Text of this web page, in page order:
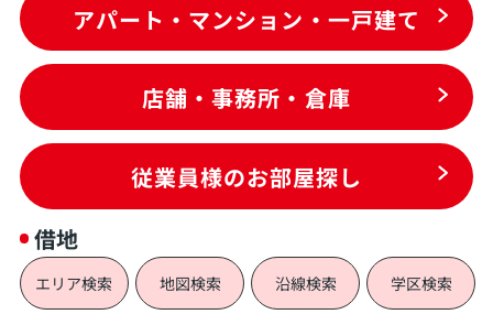
アパート・マンション・一戸建て
店舗・事務所・倉庫
従業員様のお部屋探し
借地
エリア検索 地図検索 沿線検索 学区検索